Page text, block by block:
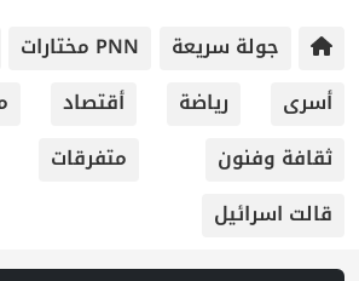
جولة سريعة PNN مختارات
أسرى
رياضة أقتصاد
ثقافة وفنون
متفرقات
قالت اسرائيل